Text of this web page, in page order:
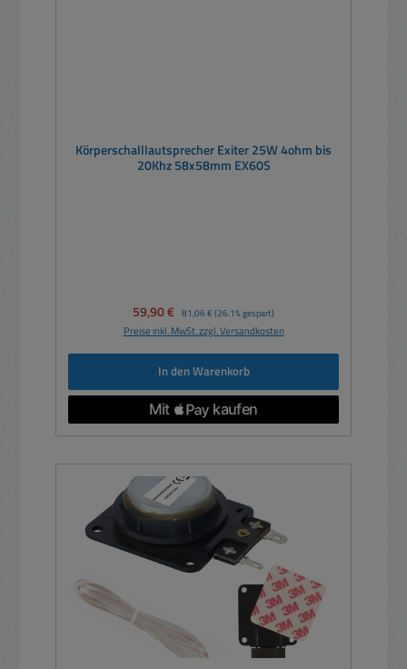
Körperschalllautsprecher Exiter 25W 4ohm bis
20Khz 58x58mm EX60S
Verkaufspreis:
59,90 € Regulärer Preis:
81,06 € (26.1% gespart)
Preise inkl. MwSt. zzgl. Versandkosten
In den Warenkorb